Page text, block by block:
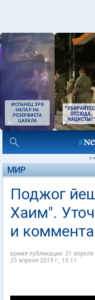
ИСПАНЕЦ ЗРЯ
НАПАЛ НА
РЕЗЕРВИСТА
ЦАХАЛА
21
МИР
Поджог
Хаим".
и
время публикации: 21
23 апреля 2019 г., 15:11